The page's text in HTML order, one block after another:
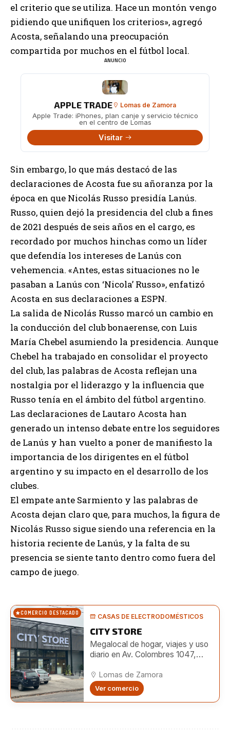
el criterio que se utiliza. Hace un montón vengo
pidiendo que unifiquen los criterios», agregó
Acosta, señalando una preocupación
compartida por muchos en el fútbol local.
ANUNCIO
APPLE TRADE Lomas de Zamora
Apple Trade: iPhones, plan canje y servicio técnico
en el centro de Lomas
Visitar
Sin embargo, lo que más destacó de las
declaraciones de Acosta fue su añoranza por la
época en que Nicolás Russo presidía Lanús.
Russo, quien dejó la presidencia del club a fines
de 2021 después de seis años en el cargo, es
recordado por muchos hinchas como un líder
que defendía los intereses de Lanús con
vehemencia. «Antes, estas situaciones no le
pasaban a Lanús con ‘Nicola’ Russo», enfatizó
Acosta en sus declaraciones a ESPN.
La salida de Nicolás Russo marcó un cambio en
la conducción del club bonaerense, con Luis
María Chebel asumiendo la presidencia. Aunque
Chebel ha trabajado en consolidar el proyecto
del club, las palabras de Acosta reflejan una
nostalgia por el liderazgo y la influencia que
Russo tenía en el ámbito del fútbol argentino.
Las declaraciones de Lautaro Acosta han
generado un intenso debate entre los seguidores
de Lanús y han vuelto a poner de manifiesto la
importancia de los dirigentes en el fútbol
argentino y su impacto en el desarrollo de los
clubes.
El empate ante Sarmiento y las palabras de
Acosta dejan claro que, para muchos, la figura de
Nicolás Russo sigue siendo una referencia en la
historia reciente de Lanús, y la falta de su
presencia se siente tanto dentro como fuera del
campo de juego.
COMERCIO DESTACADO CASAS DE ELECTRODOMÉSTICOS
CITY STORE
Megalocal de hogar, viajes y uso
diario en Av. Colombres 1047,
importación directa.
Lomas de Zamora
Ver comercio